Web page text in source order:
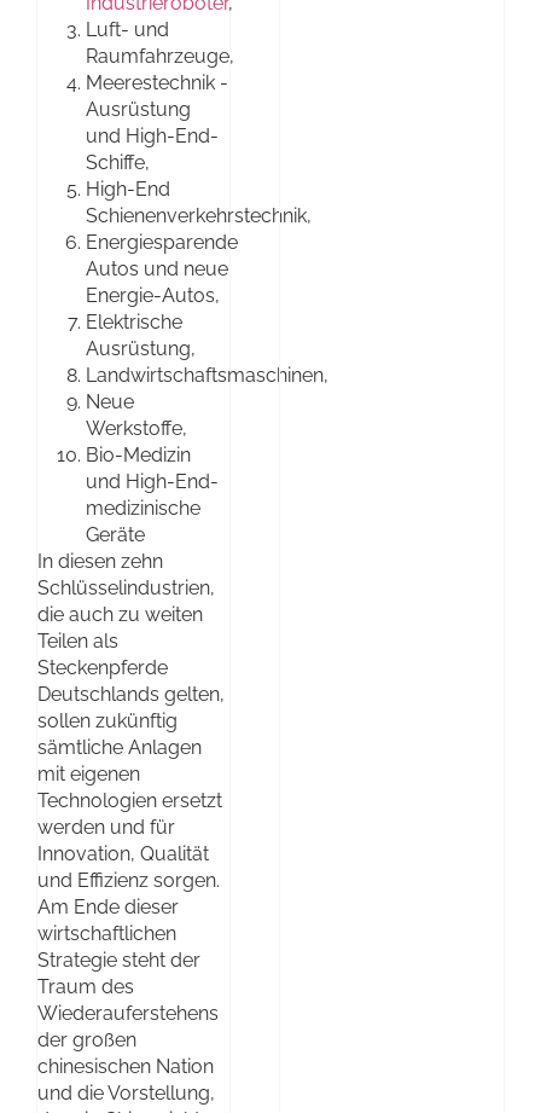
Luft- und
Raumfahrzeuge,
Meerestechnik -
Ausrüstung
und High-End-
Schiffe,
High-End
Schienenverkehrstechnik,
Energiesparende
Autos und neue
Energie-Autos,
Elektrische
Ausrüstung,
Landwirtschaftsmaschinen,
Neue
Werkstoffe,
Bio-Medizin
und High-End-
medizinische
Geräte
In diesen zehn
Schlüsselindustrien,
die auch zu weiten
Teilen als
Steckenpferde
Deutschlands gelten,
sollen zukünftig
sämtliche Anlagen
mit eigenen
Technologien ersetzt
werden und für
Innovation, Qualität
und Effizienz sorgen.
Am Ende dieser
wirtschaftlichen
Strategie steht der
Traum des
Wiederauferstehens
der großen
chinesischen Nation
und die Vorstellung,